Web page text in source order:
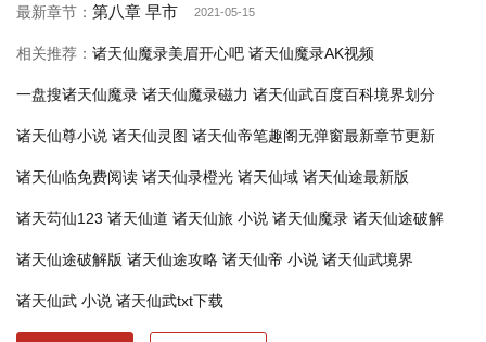
最新章节： 第八章 早市 2021-05-15
相关推荐： 诸天仙魔录美眉开心吧 诸天仙魔录AK视频
一盘搜诸天仙魔录 诸天仙魔录磁力 诸天仙武百度百科境界划分
诸天仙尊小说 诸天仙灵图 诸天仙帝笔趣阁无弹窗最新章节更新
诸天仙临免费阅读 诸天仙录橙光 诸天仙域 诸天仙途最新版
诸天芶仙123 诸天仙道 诸天仙旅 小说 诸天仙魔录 诸天仙途破解
诸天仙途破解版 诸天仙途攻略 诸天仙帝 小说 诸天仙武境界
诸天仙武 小说 诸天仙武txt下载